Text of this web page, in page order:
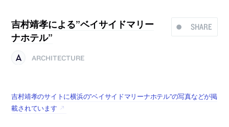
SHARE
吉村靖孝による”ベイサイドマリー
ナホテル”
ARCHITECTURE
吉村靖孝のサイトに横浜の”ベイサイドマリーナホテル”の写真などが掲
載されています